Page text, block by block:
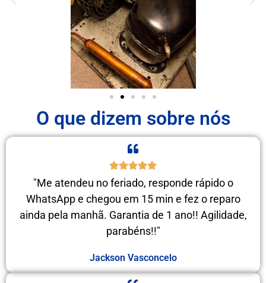
O que dizem sobre nós
"Me atendeu no feriado, responde rápido o
WhatsApp e chegou em 15 min e fez o reparo
ainda pela manhã. Garantia de 1 ano!! Agilidade,
parabéns!!"
Jackson Vasconcelo